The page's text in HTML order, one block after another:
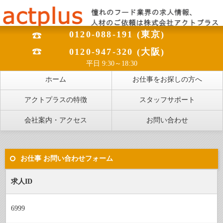
0120-088-191 (東京)
0120-947-320 (大阪)
平日 9:30～18:30
ホーム お仕事をお探しの方へ
アクトプラスの特徴 スタッフサポート
会社案内・アクセス お問い合わせ
お仕事 お問い合わせフォーム
求人ID
6999